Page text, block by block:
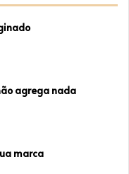
agrega nada
marca